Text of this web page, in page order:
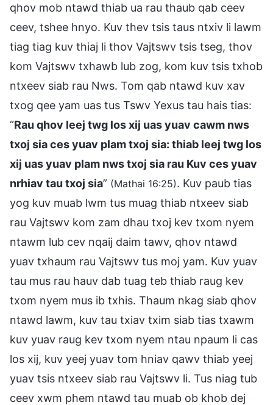
qhov mob ntawd thiab ua rau thaub qab ceev
ceev, tshee hnyo. Kuv thev tsis taus ntxiv li lawm
tiag tiag kuv thiaj li thov Vajtswv tsis tseg, thov
kom Vajtswv txhawb lub zog, kom kuv tsis txhob
ntxeev siab rau Nws. Tom qab ntawd kuv xav
txog qee yam uas tus Tswv Yexus tau hais tias:
“Rau qhov leej twg los xij uas yuav cawm nws
txoj sia ces yuav plam txoj sia: thiab leej twg los
xij uas yuav plam nws txoj sia rau Kuv ces yuav
nrhiav tau txoj sia” (Mathai 16:25). Kuv paub tias
yog kuv muab lwm tus muag thiab ntxeev siab
rau Vajtswv kom zam dhau txoj kev txom nyem
ntawm lub cev nqaij daim tawv, qhov ntawd
yuav txhaum rau Vajtswv tus moj yam. Kuv yuav
tau mus rau hauv dab tuag teb thiab raug kev
txom nyem mus ib txhis. Thaum nkag siab qhov
ntawd lawm, kuv tau txiav txim siab tias txawm
kuv yuav raug kev txom nyem ntau npaum li cas
los xij, kuv yeej yuav tom hniav qawv thiab yeej
yuav tsis ntxeev siab rau Vajtswv li. Tus niag tub
ceev xwm phem ntawd tau muab ob khob dej